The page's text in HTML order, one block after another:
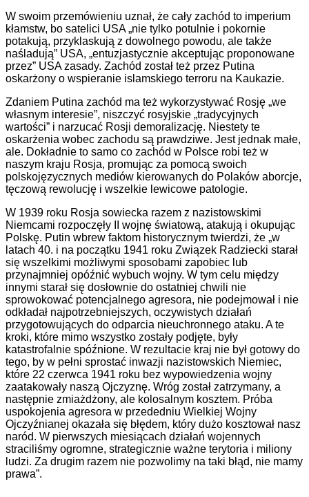
W swoim przemówieniu uznał, że cały zachód to imperium
kłamstw, bo satelici USA „nie tylko potulnie i pokornie
potakują, przyklaskują z dowolnego powodu, ale także
naśladują” USA, „entuzjastycznie akceptując proponowane
przez” USA zasady. Zachód został też przez Putina
oskarżony o wspieranie islamskiego terroru na Kaukazie.
Zdaniem Putina zachód ma też wykorzystywać Rosję „we
własnym interesie”, niszczyć rosyjskie „tradycyjnych
wartości” i narzucać Rosji demoralizację. Niestety te
oskarżenia wobec zachodu są prawdziwe. Jest jednak małe,
ale. Dokładnie to samo co zachód w Polsce robi też w
naszym kraju Rosja, promując za pomocą swoich
polskojęzycznych mediów kierowanych do Polaków aborcje,
tęczową rewolucję i wszelkie lewicowe patologie.
W 1939 roku Rosja sowiecka razem z nazistowskimi
Niemcami rozpoczęły II wojnę światową, atakują i okupując
Polskę. Putin wbrew faktom historycznym twierdzi, że „w
latach 40. i na początku 1941 roku Związek Radziecki starał
się wszelkimi możliwymi sposobami zapobiec lub
przynajmniej opóźnić wybuch wojny. W tym celu między
innymi starał się dosłownie do ostatniej chwili nie
sprowokować potencjalnego agresora, nie podejmował i nie
odkładał najpotrzebniejszych, oczywistych działań
przygotowujących do odparcia nieuchronnego ataku. A te
kroki, które mimo wszystko zostały podjęte, były
katastrofalnie spóźnione. W rezultacie kraj nie był gotowy do
tego, by w pełni sprostać inwazji nazistowskich Niemiec,
które 22 czerwca 1941 roku bez wypowiedzenia wojny
zaatakowały naszą Ojczyznę. Wróg został zatrzymany, a
następnie zmiażdżony, ale kolosalnym kosztem. Próba
uspokojenia agresora w przededniu Wielkiej Wojny
Ojczyźnianej okazała się błędem, który dużo kosztował nasz
naród. W pierwszych miesiącach działań wojennych
straciliśmy ogromne, strategicznie ważne terytoria i miliony
ludzi. Za drugim razem nie pozwolimy na taki błąd, nie mamy
prawa”.